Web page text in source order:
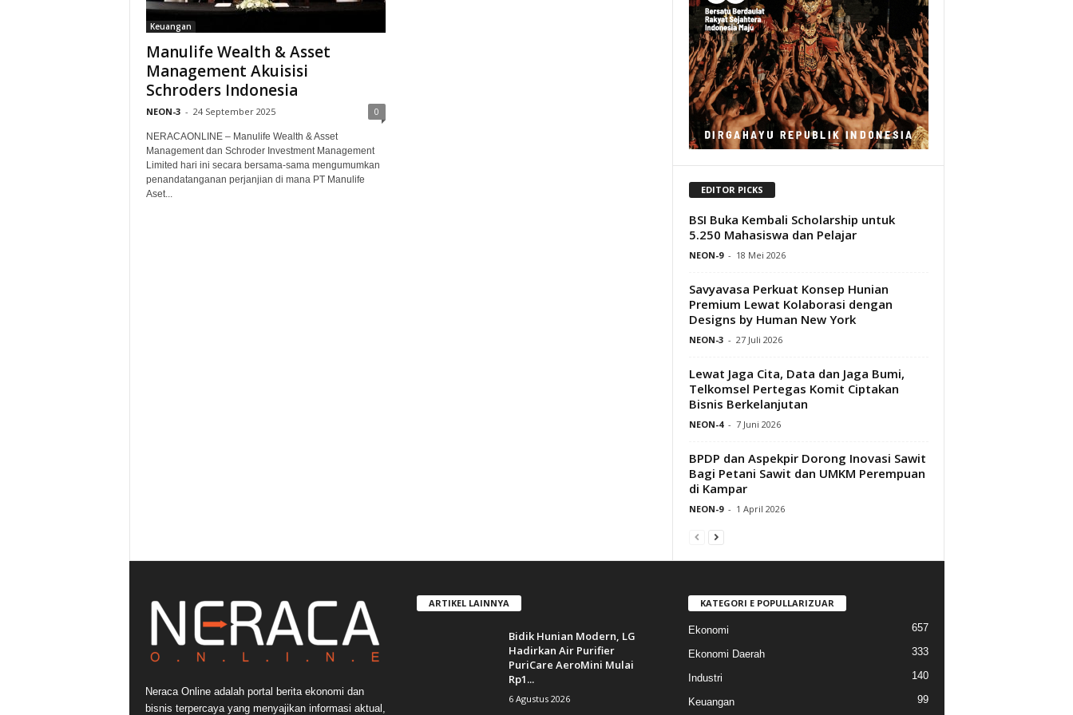
Keuangan
Manulife Wealth & Asset
Management Akuisisi
Schroders Indonesia
NEON-3 - 24 September 2025 0
NERACAONLINE – Manulife Wealth & Asset
Management dan Schroder Investment Management
Limited hari ini secara bersama-sama mengumumkan
penandatanganan perjanjian di mana PT Manulife
Aset...
EDITOR PICKS
BSI Buka Kembali Scholarship untuk
5.250 Mahasiswa dan Pelajar
NEON-9 - 18 Mei 2026
Savyavasa Perkuat Konsep Hunian
Premium Lewat Kolaborasi dengan
Designs by Human New York
NEON-3 - 27 Juli 2026
Lewat Jaga Cita, Data dan Jaga Bumi,
Telkomsel Pertegas Komit Ciptakan
Bisnis Berkelanjutan
NEON-4 - 7 Juni 2026
BPDP dan Aspekpir Dorong Inovasi Sawit
Bagi Petani Sawit dan UMKM Perempuan
di Kampar
NEON-9 - 1 April 2026
Neraca Online adalah portal berita ekonomi dan
bisnis terpercaya yang menyajikan informasi aktual,
ARTIKEL LAINNYA
Bidik Hunian Modern, LG
Hadirkan Air Purifier
PuriCare AeroMini Mulai
Rp1...
6 Agustus 2026
KATEGORI E POPULLARIZUAR
Ekonomi 657
Ekonomi Daerah 333
Industri 140
Keuangan 99